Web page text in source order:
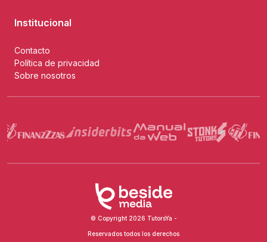
Institucional
Contacto
Política de privacidad
Sobre nosotros
© Copyright 2026 TutorsYa -
Reservados todos los derechos